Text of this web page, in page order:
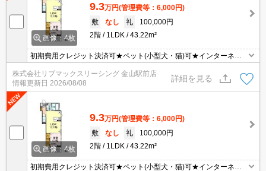
画像：4枚
9.3万円(管理費等：6,000円)
敷
なし 礼
100,000円
2階
1LDK 43.22m²
初期費用クレジット決済可★ペット(小型犬・猫)可★インターネッ
トWiFi無料★カウンターキッチンタイプの1LDK♪スーパーが徒歩圏
内にあって便利な立地です！
株式会社リブマックスリーシング 金山駅前店
情報更新日 2026/08/08
詳細を見る
画像：4枚
9.3万円(管理費等：6,000円)
敷
なし 礼
100,000円
2階
1LDK 43.22m²
初期費用クレジット決済可★ペット(小型犬・猫)可★インターネッ